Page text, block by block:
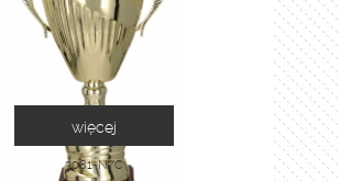
3081-N/C
więcej